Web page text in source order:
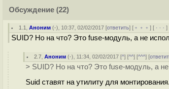
Обсуждение (22)
1.1 ,Аноним (-), 10:37, 02/02/2017 [ответить] [ ﹢﹢﹢] [ · · ·
SUID? Но на что? Это fuse-модуль, а не
2.7 ,Аноним (-), 11:34, 02/02/2017 [^] [^^] [^^^] [
> SUID? Но на что? Это fuse-модуль, а
Suid ставят на утилиту для монтирования.